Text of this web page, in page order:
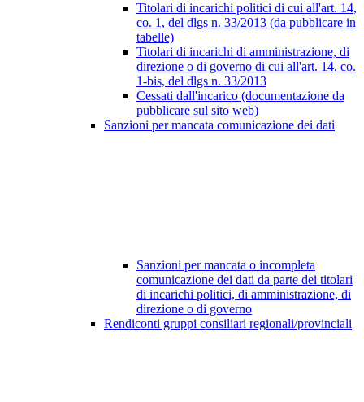
Titolari di incarichi politici di cui all'art. 14,
co. 1, del dlgs n. 33/2013 (da pubblicare in
tabelle)
Titolari di incarichi di amministrazione, di
direzione o di governo di cui all'art. 14, co.
1-bis, del dlgs n. 33/2013
Cessati dall'incarico (documentazione da
pubblicare sul sito web)
Sanzioni per mancata comunicazione dei dati
Sanzioni per mancata o incompleta
comunicazione dei dati da parte dei titolari
di incarichi politici, di amministrazione, di
direzione o di governo
Rendiconti gruppi consiliari regionali/provinciali